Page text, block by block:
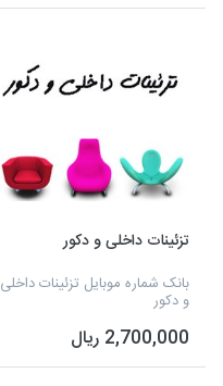
تزئینات داخلی و دکور
بانک شماره موبایل تزئینات داخلی
و دکور
2,700,000 ریال